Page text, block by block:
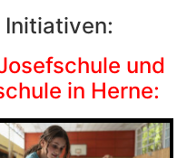
Initiativen:
und
in Herne: